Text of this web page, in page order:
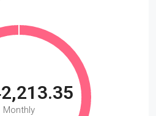
Monthly